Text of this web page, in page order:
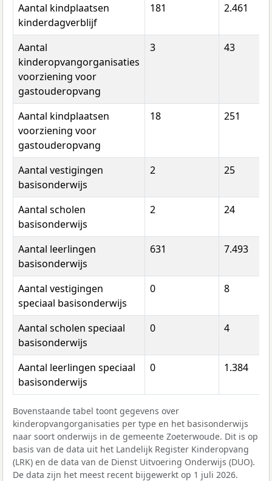
Aantal kindplaatsen
kinderdagverblijf
181 2.461
Aantal
kinderopvangorganisaties
voorziening voor
gastouderopvang
3 43
Aantal kindplaatsen
voorziening voor
gastouderopvang
18 251
Aantal vestigingen
basisonderwijs
2 25
Aantal scholen
basisonderwijs
2 24
Aantal leerlingen
basisonderwijs
631 7.493
Aantal vestigingen
speciaal basisonderwijs
0 8
Aantal scholen speciaal
basisonderwijs
0 4
Aantal leerlingen speciaal
basisonderwijs
0 1.384
Bovenstaande tabel toont gegevens over
kinderopvangorganisaties per type en het basisonderwijs
naar soort onderwijs in de gemeente Zoeterwoude. Dit is op
basis van de data uit het Landelijk Register Kinderopvang
(LRK) en de data van de Dienst Uitvoering Onderwijs (DUO).
De data zijn het meest recent bijgewerkt op 1 juli 2026.